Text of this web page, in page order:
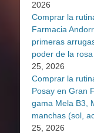
2026
Comprar la
Farmacia
primeras
poder de la
25, 2026
Comprar la
Posay en Gran
gama Mela B3,
manchas (sol,
25, 2026